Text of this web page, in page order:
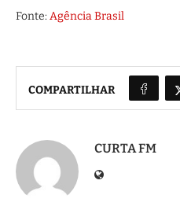
Fonte: Agência Brasil
COMPARTILHAR
CURTA FM